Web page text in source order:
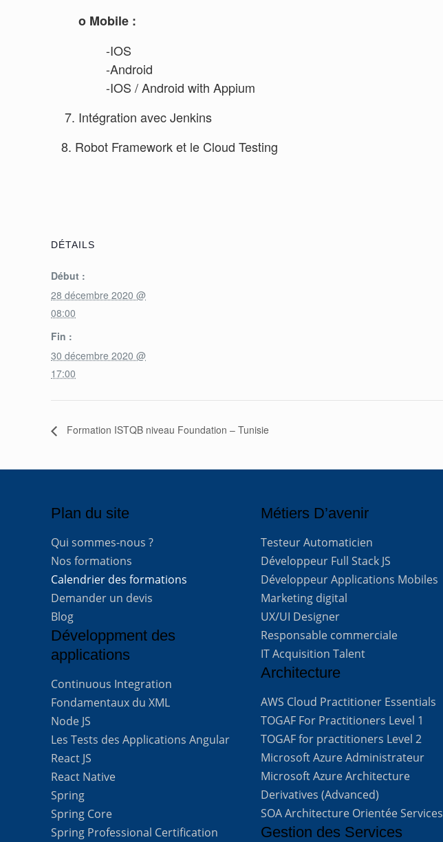
o Mobile :
-IOS
-Android
-IOS / Android with Appium
7. Intégration avec Jenkins
8. Robot Framework et le Cloud Testing
DÉTAILS
Début :
28 décembre 2020 @
08:00
Fin :
30 décembre 2020 @
17:00
Formation ISTQB niveau Foundation – Tunisie
Plan du site
Qui sommes-nous ?
Nos formations
Calendrier des formations
Demander un devis
Blog
Développment des
applications
Continuous Integration
Fondamentaux du XML
Node JS
Les Tests des Applications Angular
React JS
React Native
Spring
Spring Core
Spring Professional Certification
Métiers D’avenir
Testeur Automaticien
Développeur Full Stack JS
Développeur Applications Mobiles
Marketing digital
UX/UI Designer
Responsable commerciale
IT Acquisition Talent
Architecture
AWS Cloud Practitioner Essentials
TOGAF For Practitioners Level 1
TOGAF for practitioners Level 2
Microsoft Azure Administrateur
Microsoft Azure Architecture
Derivatives (Advanced)
SOA Architecture Orientée Services
Gestion des Services